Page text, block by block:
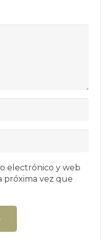
electrónico y web
próxima vez que